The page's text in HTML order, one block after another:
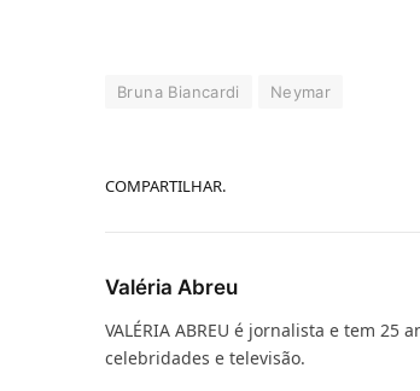
Bruna Biancardi Neymar
COMPARTILHAR.
Valéria Abreu
VALÉRIA ABREU é jornalista e tem
celebridades e televisão.